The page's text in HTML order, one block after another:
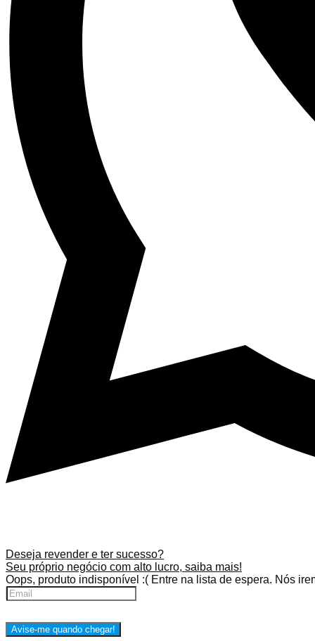
Deseja revender e ter sucesso?
Seu próprio negócio com alto lucro, saiba mais!
Oops, produto indisponível :( Entre na lista de espera. Nós
Avise-me quando chegar!